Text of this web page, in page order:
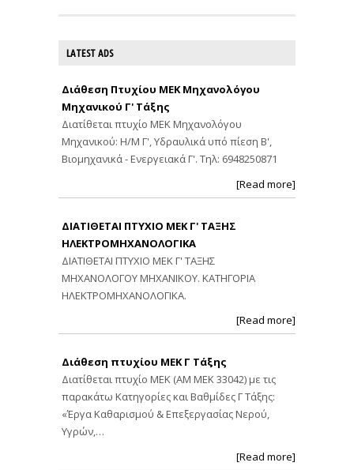
LATEST ADS
Διάθεση Πτυχίου ΜΕΚ Μηχανολόγου
Μηχανικού Γ' Τάξης
Διατίθεται πτυχίο ΜΕΚ Μηχανολόγου
Μηχανικού: Η/Μ Γ', Υδραυλικά υπό πίεση Β',
Βιομηχανικά - Ενεργειακά Γ'. Τηλ: 6948250871
[Read more]
ΔΙΑΤΙΘΕΤΑΙ ΠΤΥΧΙΟ ΜΕΚ Γ' ΤΑΞΗΣ
ΗΛΕΚΤΡΟΜΗΧΑΝΟΛΟΓΙΚΑ
ΔΙΑΤΙΘΕΤΑΙ ΠΤΥΧΙΟ ΜΕΚ Γ' ΤΑΞΗΣ
ΜΗΧΑΝΟΛΟΓΟΥ ΜΗΧΑΝΙΚΟΥ. ΚΑΤΗΓΟΡΙΑ
ΗΛΕΚΤΡΟΜΗΧΑΝΟΛΟΓΙΚΑ.
[Read more]
Διάθεση πτυχίου ΜΕΚ Γ Τάξης
Διατίθεται πτυχίο ΜΕΚ (ΑΜ ΜΕΚ 33042) με τις
παρακάτω Κατηγορίες και Βαθμίδες Γ Τάξης:
«Έργα Καθαρισμού & Επεξεργασίας Νερού,
Υγρών,…
[Read more]